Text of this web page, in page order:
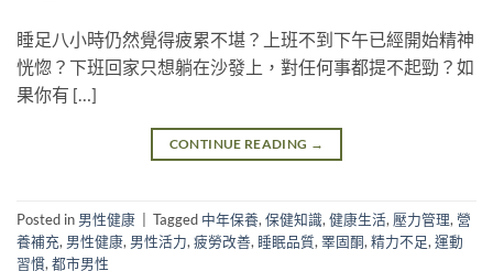
睡足八小時仍然覺得疲累不堪？上班不到下午已經開始精神
恍惚？下班回家只想躺在沙發上，對任何事都提不起勁？如
果你有 […]
CONTINUE READING →
Posted in 男性健康 Tagged 中年保養, 保健知識, 健康生活, 壓力管理, 營
養補充, 男性健康, 男性活力, 疲勞改善, 睡眠品質, 睪固酮, 精力不足, 運動
習慣, 都市男性